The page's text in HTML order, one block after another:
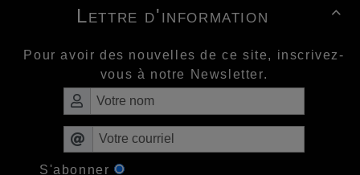

Lettre d'information
Pour avoir des nouvelles de ce site, inscrivez-
vous à notre Newsletter.
S'abonner